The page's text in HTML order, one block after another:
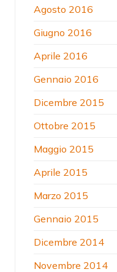
Agosto 2016
Giugno 2016
Aprile 2016
Gennaio 2016
Dicembre 2015
Ottobre 2015
Maggio 2015
Aprile 2015
Marzo 2015
Gennaio 2015
Dicembre 2014
Novembre 2014